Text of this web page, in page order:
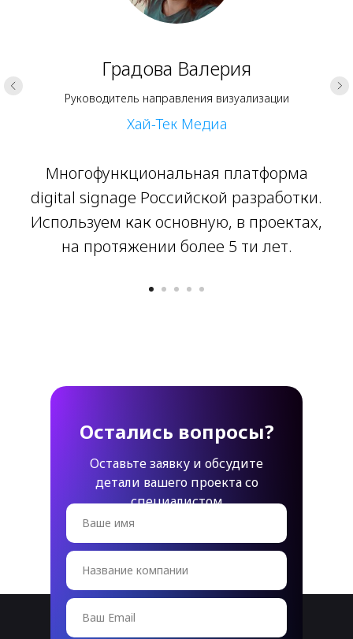
Градова Валерия
Руководитель направления визуализации
Хай-Тек Медиа
Многофункциональная платформа
digital signage Российской разработки.
Используем как основную, в проектах,
на протяжении более 5 ти лет.
Ваше имя
Название компании
Ваш Email
Остались вопросы?
Оставьте заявку и обсудите
детали вашего проекта со
специалистом